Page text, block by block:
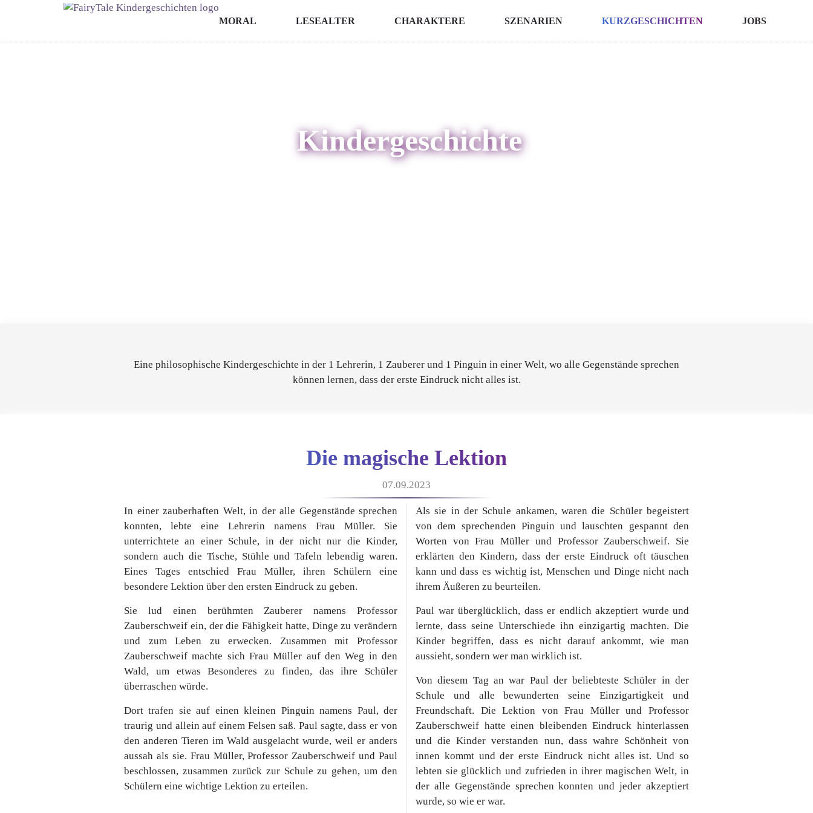
MORAL LESEALTER CHARAKTERE SZENARIEN KURZGESCHICHTEN JOBS
Kindergeschichte
Eine philosophische Kindergeschichte in der 1 Lehrerin, 1 Zauberer und 1 Pinguin in einer Welt, wo alle Gegenstände sprechen
können lernen, dass der erste Eindruck nicht alles ist.
Die magische Lektion
07.09.2023
In einer zauberhaften Welt, in der alle Gegenstände sprechen
konnten, lebte eine Lehrerin namens Frau Müller. Sie
unterrichtete an einer Schule, in der nicht nur die Kinder,
sondern auch die Tische, Stühle und Tafeln lebendig waren.
Eines Tages entschied Frau Müller, ihren Schülern eine
besondere Lektion über den ersten Eindruck zu geben.
Sie lud einen berühmten Zauberer namens Professor
Zauberschweif ein, der die Fähigkeit hatte, Dinge zu verändern
und zum Leben zu erwecken. Zusammen mit Professor
Zauberschweif machte sich Frau Müller auf den Weg in den
Wald, um etwas Besonderes zu finden, das ihre Schüler
überraschen würde.
Dort trafen sie auf einen kleinen Pinguin namens Paul, der
traurig und allein auf einem Felsen saß. Paul sagte, dass er von
den anderen Tieren im Wald ausgelacht wurde, weil er anders
aussah als sie. Frau Müller, Professor Zauberschweif und Paul
beschlossen, zusammen zurück zur Schule zu gehen, um den
Schülern eine wichtige Lektion zu erteilen.
Als sie in der Schule ankamen, waren die Schüler begeistert
von dem sprechenden Pinguin und lauschten gespannt den
Worten von Frau Müller und Professor Zauberschweif. Sie
erklärten den Kindern, dass der erste Eindruck oft täuschen
kann und dass es wichtig ist, Menschen und Dinge nicht nach
ihrem Äußeren zu beurteilen.
Paul war überglücklich, dass er endlich akzeptiert wurde und
lernte, dass seine Unterschiede ihn einzigartig machten. Die
Kinder begriffen, dass es nicht darauf ankommt, wie man
aussieht, sondern wer man wirklich ist.
Von diesem Tag an war Paul der beliebteste Schüler in der
Schule und alle bewunderten seine Einzigartigkeit und
Freundschaft. Die Lektion von Frau Müller und Professor
Zauberschweif hatte einen bleibenden Eindruck hinterlassen
und die Kinder verstanden nun, dass wahre Schönheit von
innen kommt und der erste Eindruck nicht alles ist. Und so
lebten sie glücklich und zufrieden in ihrer magischen Welt, in
der alle Gegenstände sprechen konnten und jeder akzeptiert
wurde, so wie er war.